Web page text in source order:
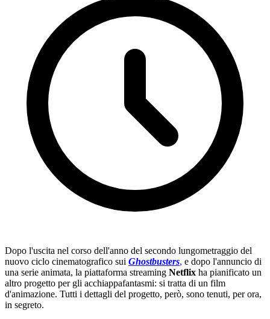
Dopo l'uscita nel corso dell'anno del secondo lungometraggio del
nuovo ciclo cinematografico sui Ghostbusters, e dopo l'annuncio di
una serie animata, la piattaforma streaming Netflix ha pianificato un
altro progetto per gli acchiappafantasmi: si tratta di un film
d'animazione. Tutti i dettagli del progetto, però, sono tenuti, per ora,
in segreto.